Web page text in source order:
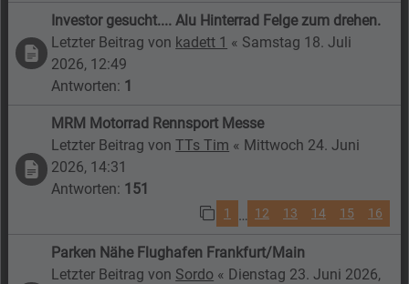
Investor gesucht.... Alu Hinterrad Felge zum drehen.
Letzter Beitrag von kadett 1 « Samstag 18. Juli
2026, 12:49
Antworten: 1
MRM Motorrad Rennsport Messe
Letzter Beitrag vonTTs Tim « Mittwoch 24. Juni
2026, 14:31
Antworten: 151
1 … 12 13 14 15 16
Parken Nähe Flughafen Frankfurt/Main
Letzter Beitrag von Sordo « Dienstag 23. Juni 2026,